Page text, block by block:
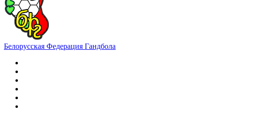
Белорусская Федерация Гандбола